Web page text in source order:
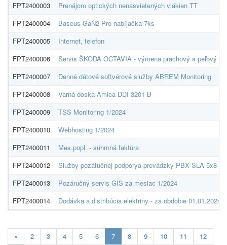
FPT2400003
Prenájom optických nenasvietených vlákien TT
FPT2400004
Baseus GaN2 Pro nabíjačka 7ks
FPT2400005
Internet, telefon
FPT2400006
Servis ŠKODA OCTAVIA - výmena prachový a peľový
FPT2400007
Denné dátové softvérové služby ABREM Monitoring
FPT2400008
Varná doska Amica DDI 3201 B
FPT2400009
TSS Monitoring 1/2024
FPT2400010
Webhosting 1/2024
FPT2400011
Mes.popl. - súhrnná faktúra
FPT2400012
Služby pozátučnej podporya prevádzky PBX SLA 5x8
FPT2400013
Pozáručný servis GIS za mesiac 1/2024
FPT2400014
Dodávka a distribúcia elektriny - za obdobie 01.01.2024
« 2 3 4 5 6 7Aktuálna
8 9 10 11 12